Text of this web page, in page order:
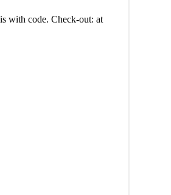
with code. Check-out: at